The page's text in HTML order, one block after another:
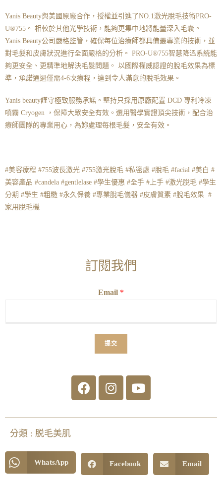
Yanis Beauty與美國原廠合作，授權並引進了NO.1激光脫毛技術PRO-
U®️755。 相較於其他光學技術，能夠更集中地將能量深入毛囊。
Yanis Beauty公司嚴格監管，確保每位治療師都具備最專業的技術，並
對毛髮和皮膚狀況進行全面嚴格的分析。 PRO-U®️755智慧降溫系統能
夠更安全、更精準地解決毛髮問題。 以國際權威認證的脫毛效果為標
準，承諾通過僅需4-6次療程，達到令人滿意的脫毛效果。
Yanis beauty謹守極致服務承諾。堅持只採用原廠配置 DCD 專利冷凍
噴霧 Cryogen ，保障大眾安全有效。選用醫學實證頂尖技術，配合治
療師團隊的專業用心，為妳處理每根毛髮，安全有效。
#美容療程 #755波長激光 #755激光脫毛 #私密處 #脫毛 #facial #美白 #
美容產品 #candela #gentlelase #學生優惠 #全手 #上手 #激光脫毛 #學生
分期 #學生 #粗糙 #永久保養 #專業脫毛儀器 #皮膚質素 #脫毛效果 #
家用脫毛機
訂閱我們
Email *
提交
分類 : 脱毛美肌
WhatsApp Facebook Email